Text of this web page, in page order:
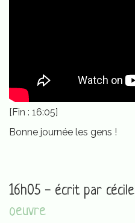
[Fin : 16:05]
Bonne journée les gens !
16h05 - écrit par cécile
oeuvre